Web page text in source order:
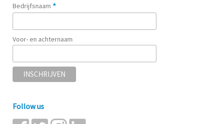
Bedrijfsnaam *
Voor- en achternaam
Follow us